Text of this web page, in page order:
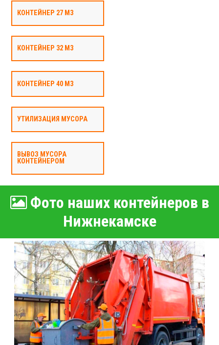
КОНТЕЙНЕР 27 М3
КОНТЕЙНЕР 32 М3
КОНТЕЙНЕР 40 М3
УТИЛИЗАЦИЯ МУСОРА
ВЫВОЗ МУСОРА
КОНТЕЙНЕРОМ
Фото наших контейнеров в
Нижнекамске